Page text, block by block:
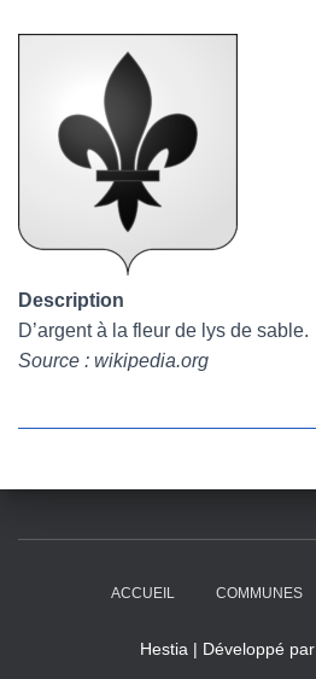
Description
D’argent à la fleur de lys de sable.
Source : wikipedia.org
ACCUEIL COMMUNES
Hestia | Développé par